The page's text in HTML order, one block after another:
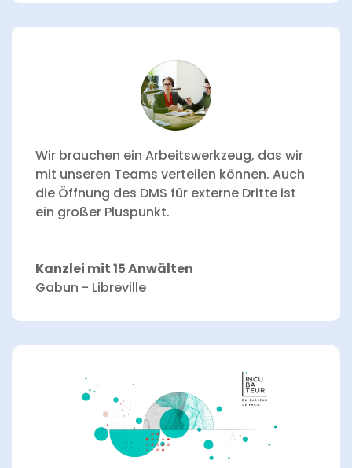
Wir brauchen ein Arbeitswerkzeug, das wir
mit unseren Teams verteilen können. Auch
die Öffnung des DMS für externe Dritte ist
ein großer Pluspunkt.
Kanzlei mit 15 Anwälten
Gabun - Libreville